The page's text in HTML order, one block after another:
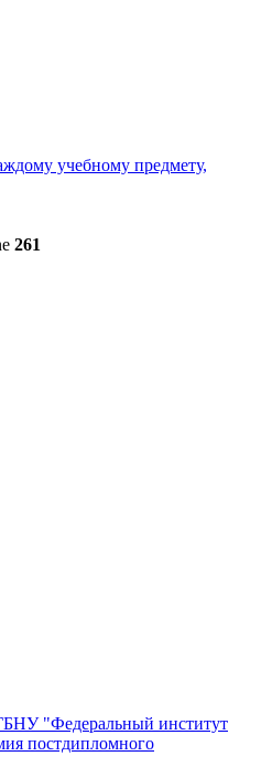
учебному предмету,
261
"Федеральный институт
постдипломного